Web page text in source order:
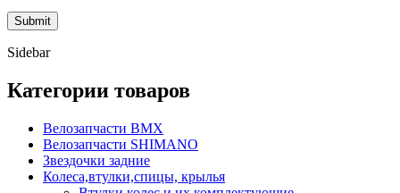
Sidebar
Категории товаров
Велозапчасти BMX
Велозапчасти SHIMANO
Звездочки задние
Колеса,втулки,спицы, крылья